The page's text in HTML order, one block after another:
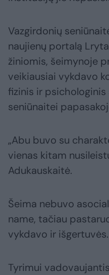
Vazgirdonių
naujienų portalą
žiniomis, šeimynoje
veikiausiai vykdavo
fizinis ir
seniūnaitei
„Abu buvo su
vienas kitam
Adukauskaitė.
Šeima nebuvo
name, tačiau
vykdavo ir išgertuvės.
Tyrimui